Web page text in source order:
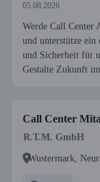
05.08.2026
Werde Call Center
und unterstütze ein
und Sicherheit für
Gestalte Zukunft
Call Center
R.T.M. GmbH
Wustermark,